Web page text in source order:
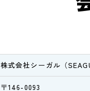
株式会社シーガル（
〒146-0093